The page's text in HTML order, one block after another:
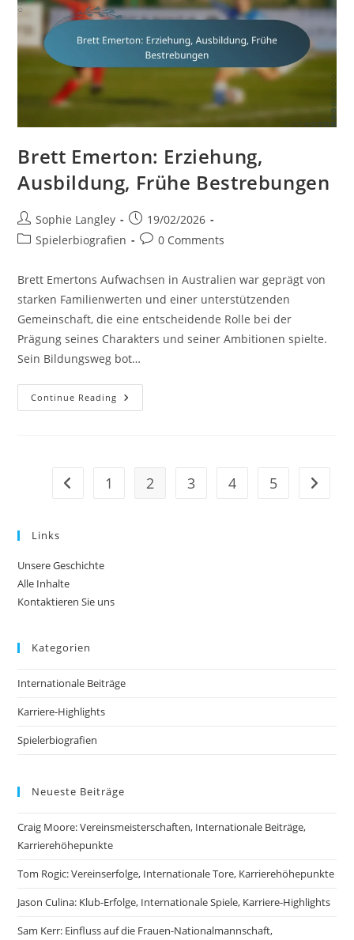
Brett Emerton: Erziehung,
Ausbildung, Frühe Bestrebungen
Post
author:
Sophie Langley
Post
published:
19/02/2026
PostSpielerbiografien
Post0 Comments
Brett Emertons Aufwachsen in Australien war geprägt von
starken Familienwerten und einer unterstützenden
Gemeinschaft, die eine entscheidende Rolle bei der
Prägung seines Charakters und seiner Ambitionen spielte.
Sein Bildungsweg bot…
Continue Reading Brett
Emerton:
Go to the previous page
1 2 3 4 5 Go to
Links
Unsere Geschichte
Alle Inhalte
Kontaktieren Sie uns
Kategorien
Internationale Beiträge
Karriere-Highlights
Spielerbiografien
Neueste Beiträge
Craig Moore: Vereinsmeisterschaften, Internationale Beiträge,
Karrierehöhepunkte
Tom Rogic: Vereinserfolge, Internationale Tore, Karrierehöhepunkte
Jason Culina: Klub-Erfolge, Internationale Spiele, Karriere-Highlights
Sam Kerr: Einfluss auf die Frauen-Nationalmannschaft,